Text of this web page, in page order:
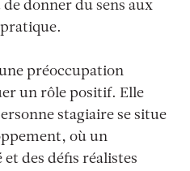
donner du sens aux
préoccupation
un rôle positif. Elle
stagiaire se situe
où un
des défis réalistes